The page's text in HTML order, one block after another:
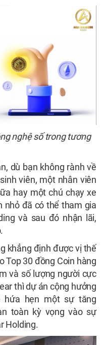
nghệ số trong tương
dù bạn không rành về
viên, một nhân viên
hay một chú chạy xe
nhỏ đã có thể tham gia
và sau đó nhận lãi,
khẳng định được vị thế
Top 30 đồng Coin hàng
và số lượng người cực
thì dự án cộng hưởng
hứa hẹn một sự tăng
toàn kỳ vọng vào sự
Holding.